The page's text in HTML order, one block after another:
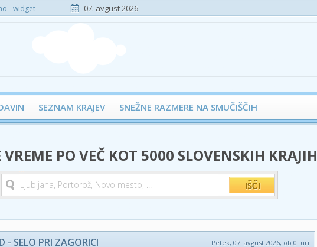
- widget 07. avgust 2026
SEZNAM KRAJEV SNEŽNE RAZMERE NA SMUČIŠČIH
VREME PO VEČ KOT 5000 SLOVENSKIH KRAJIH
- SELO PRI ZAGORICI Petek, 07. avgust 2026, ob 0. uri